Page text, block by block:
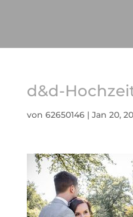
d&d-
von 62650146| Jan 20,